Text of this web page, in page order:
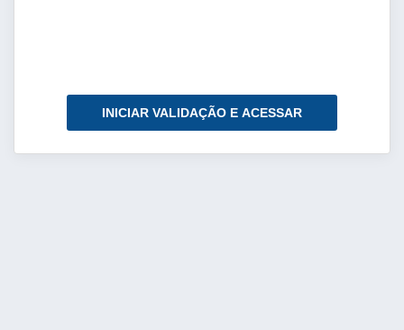
INICIAR VALIDAÇÃO E ACESSAR